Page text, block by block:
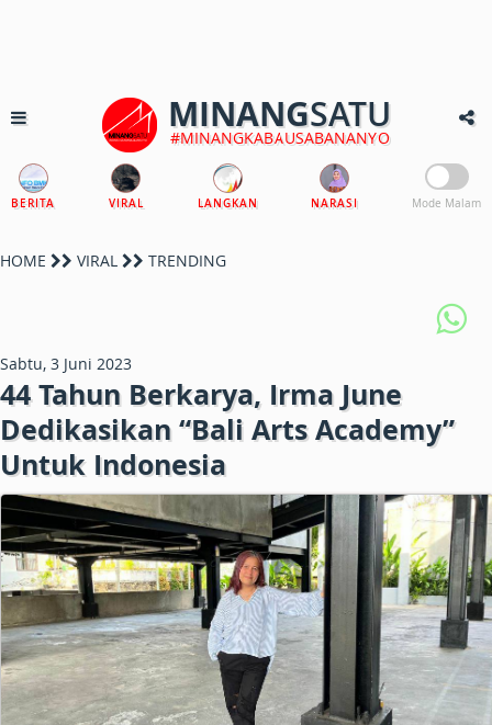
MINANGSATU
#MINANGKABAUSABANANYO
BERITA VIRAL LANGKAN NARASI Mode Malam
HOME VIRAL TRENDING
Sabtu, 3 Juni 2023
44 Tahun Berkarya, Irma June
Dedikasikan “Bali Arts Academy”
Untuk Indonesia